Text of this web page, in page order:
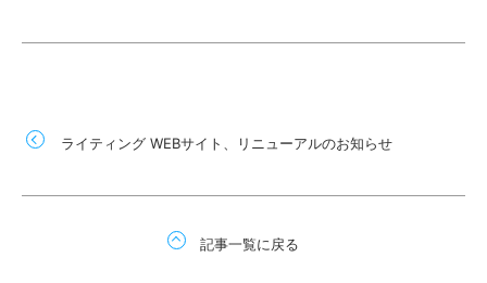
ライティング WEBサイト、リニューアルのお知らせ
記事一覧に戻る